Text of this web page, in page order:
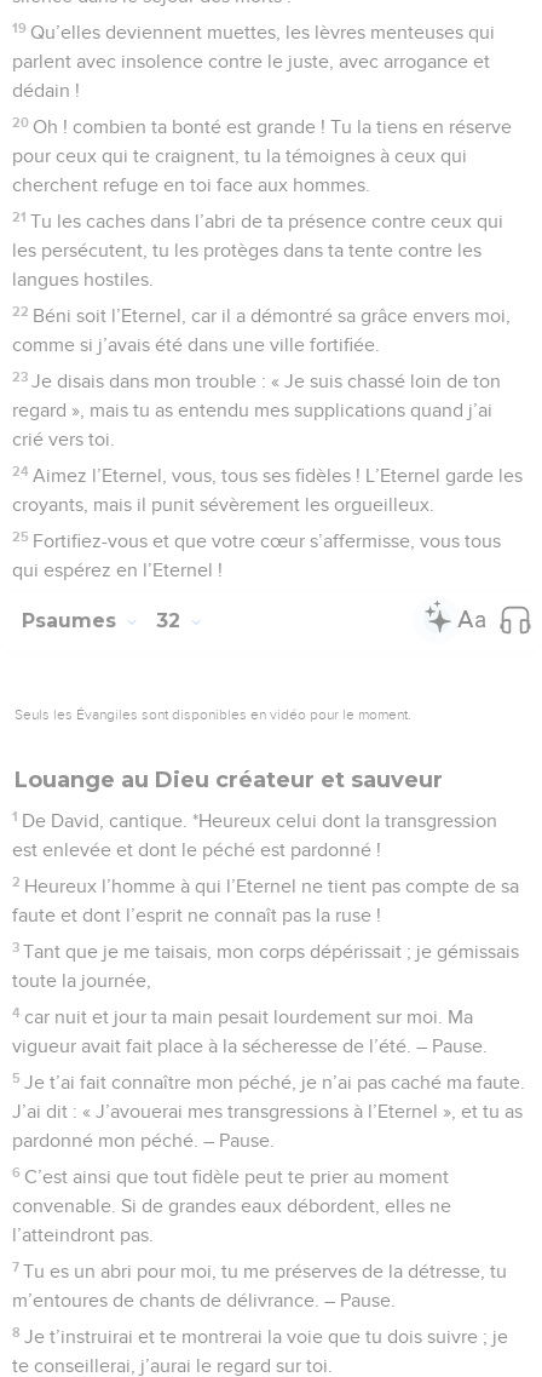
19 Qu’elles deviennent muettes, les lèvres menteuses qui
parlent avec insolence contre le juste, avec arrogance et
dédain !
20 Oh ! combien ta bonté est grande ! Tu la tiens en réserve
pour ceux qui te craignent, tu la témoignes à ceux qui
cherchent refuge en toi face aux hommes.
21 Tu les caches dans l’abri de ta présence contre ceux qui
les persécutent, tu les protèges dans ta tente contre les
langues hostiles.
22 Béni soit l’Eternel, car il a démontré sa grâce envers moi,
comme si j’avais été dans une ville fortifiée.
23 Je disais dans mon trouble : « Je suis chassé loin de ton
regard », mais tu as entendu mes supplications quand j’ai
crié vers toi.
24 Aimez l’Eternel, vous, tous ses fidèles ! L’Eternel garde les
croyants, mais il punit sévèrement les orgueilleux.
25 Fortifiez-vous et que votre cœur s’affermisse, vous tous
qui espérez en l’Eternel !
Psaumes 32
Seuls les Évangiles sont disponibles en vidéo pour le moment.
Louange au Dieu créateur et sauveur
1 De David, cantique. *Heureux celui dont la transgression
est enlevée et dont le péché est pardonné !
2 Heureux l’homme à qui l’Eternel ne tient pas compte de sa
faute et dont l’esprit ne connaît pas la ruse !
3 Tant que je me taisais, mon corps dépérissait ; je gémissais
toute la journée,
4 car nuit et jour ta main pesait lourdement sur moi. Ma
vigueur avait fait place à la sécheresse de l’été. – Pause.
5 Je t’ai fait connaître mon péché, je n’ai pas caché ma faute.
J’ai dit : « J’avouerai mes transgressions à l’Eternel », et tu as
pardonné mon péché. – Pause.
6 C’est ainsi que tout fidèle peut te prier au moment
convenable. Si de grandes eaux débordent, elles ne
l’atteindront pas.
7 Tu es un abri pour moi, tu me préserves de la détresse, tu
m’entoures de chants de délivrance. – Pause.
8 Je t’instruirai et te montrerai la voie que tu dois suivre ; je
te conseillerai, j’aurai le regard sur toi.